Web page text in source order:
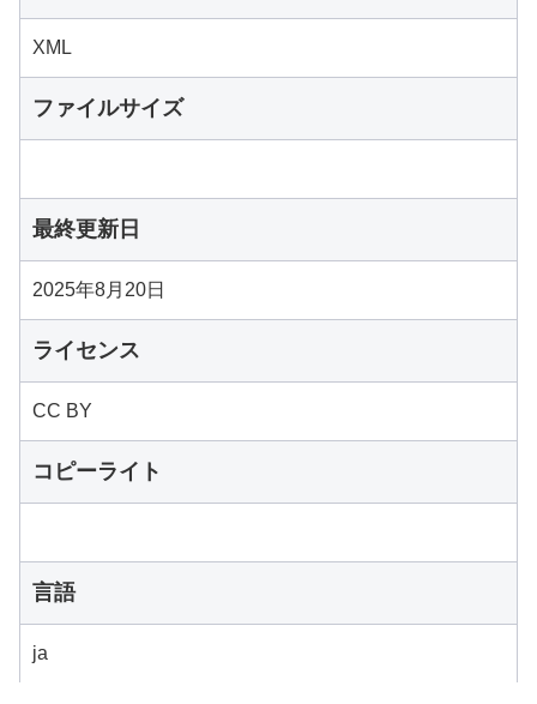
XML
ファイルサイズ
最終更新日
2025年8月20日
ライセンス
CC BY
コピーライト
言語
ja